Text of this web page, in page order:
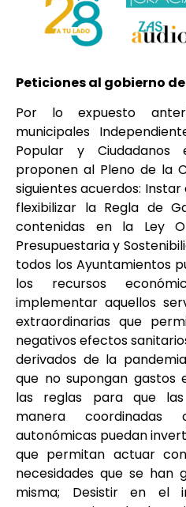
Peticiones al gobierno
Por lo expuesto
municipales
Popular y
proponen al Pleno de la
siguientes acuerdos:
flexibilizar la Regla de
contenidas en la Ley
Presupuestaria y
todos los Ayuntamientos
los recursos
implementar aquellos
extraordinarias que
negativos efectos
derivados de la
que no supongan gastos
las reglas para que
manera coordinadas
autonómicas puedan
que permitan actuar
necesidades que se han
misma; Desistir en el